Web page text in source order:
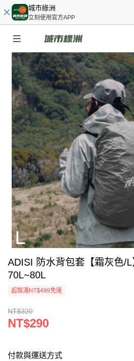
城市綠洲
立刻使用官方APP
ADISI 防水背包套【霜灰色/
70L~80L
超取滿NT$499免運
NT$320
NT$290
付款與運送方式